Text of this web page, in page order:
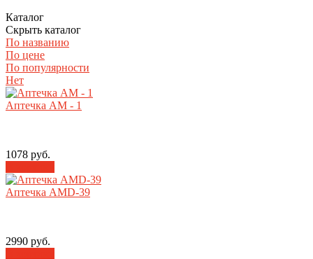
Каталог
Скрыть каталог
По названию
По цене
По популярности
Нет
Аптечка АМ - 1
1078 руб.
Аптечка AMD-39
2990 руб.